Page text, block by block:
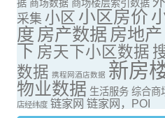
据 商场数据 商场楼层索引数据
采集 小区 小区房价
度 房产数据 房地产
下 房天下小区数据
数据 携程网酒店数据 新房
物业数据 生活服务 综合商
店经纬度 链家网 链家网，POI